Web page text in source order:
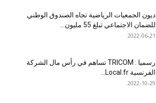
ديون الجمعيات الرياضية تجاه الصندوق الوطني
للضمان الاجتماعي تبلغ 55 مليون...
2022-06-21
رسميا : TRICOM تساهم في رأس مال الشركة
الفرنسية Local.fr...
2022-10-29